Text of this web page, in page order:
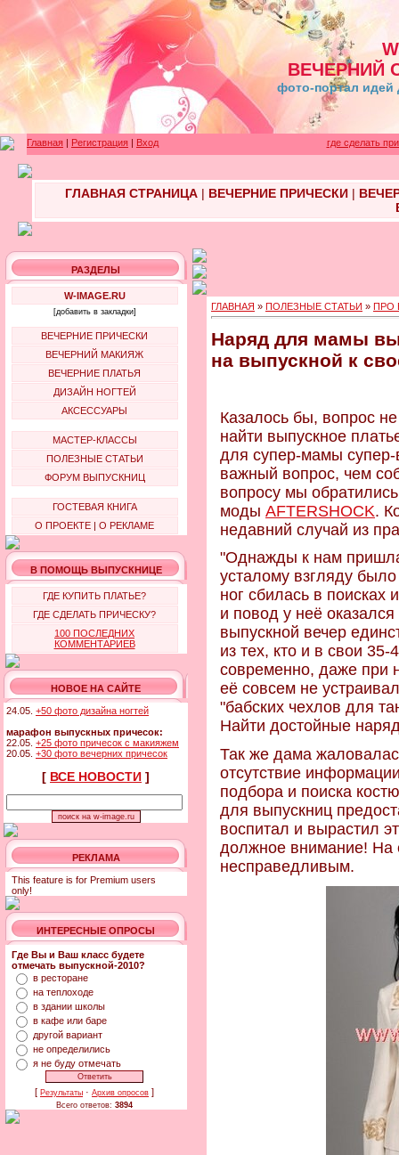
ВЕЧЕРНИЙ
фото-портал идей
Главная | Регистрация | Вход где сделать
ГЛАВНАЯ СТРАНИЦА| ВЕЧЕРНИЕ ПРИЧЕСКИ|
РАЗДЕЛЫ
W-IMAGE.RU
[добавить в закладки]
ВЕЧЕРНИЕ ПРИЧЕСКИ
ВЕЧЕРНИЙ МАКИЯЖ
ВЕЧЕРНИЕ ПЛАТЬЯ
ДИЗАЙН НОГТЕЙ
АКСЕССУАРЫ
МАСТЕР-КЛАССЫ
ПОЛЕЗНЫЕ СТАТЬИ
ФОРУМ ВЫПУСКНИЦ
ГОСТЕВАЯ КНИГА
О ПРОЕКТЕ | О РЕКЛАМЕ
В ПОМОЩЬ ВЫПУСКНИЦЕ
ГДЕ КУПИТЬ ПЛАТЬЕ?
ГДЕ СДЕЛАТЬ ПРИЧЕСКУ?
100 ПОСЛЕДНИХ
КОММЕНТАРИЕВ
НОВОЕ НА САЙТЕ
24.05. +50 фото дизайна ногтей
марафон выпускных причесок:
22.05. +25 фото причесок с макияжем
20.05. +30 фото вечерних причесок
[ ВСЕ НОВОСТИ ]
РЕКЛАМА
This feature is for Premium users
only!
ИНТЕРЕСНЫЕ ОПРОСЫ
Где Вы и Ваш класс будете
отмечать выпускной-2010?
в ресторане
на теплоходе
в здании школы
в кафе или баре
другой вариант
не определились
я не буду отмечать
[ Результаты · Архив опросов ]
Всего ответов: 3894
ГЛАВНАЯ » ПОЛЕЗНЫЕ СТАТЬИ » ПРО
Наряд для мамы
на выпускной к
Казалось бы, вопрос
найти выпускное
для супер-мамы
важный вопрос, чем
вопросу мы
моды AFTERSHOCK.
недавний случай из
"Однажды к нам
усталому взгляду
ног сбилась в поисках
и повод у неё
выпускной вечер
из тех, кто и в свои 35-
современно, даже при
её совсем не
"бабских чехлов для
Найти достойные
Так же дама
отсутствие
подбора и поиска
для выпускниц
воспитал и вырастил
должное внимание! На
несправедливым.